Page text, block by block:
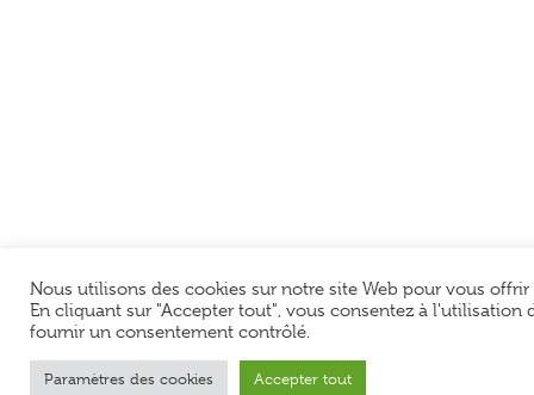
Nous utilisons des cookies sur notre site Web pour vous
En cliquant sur "Accepter tout", vous consentez à l'utilisation
fournir un consentement contrôlé.
Paramètres des cookies Accepter tout